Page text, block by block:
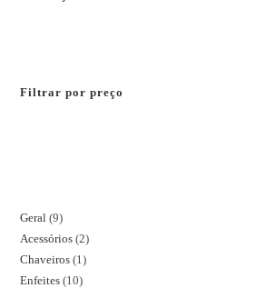
Filtrar por preço
Geral 9
Acessórios 2
Chaveiros 1
Enfeites 10